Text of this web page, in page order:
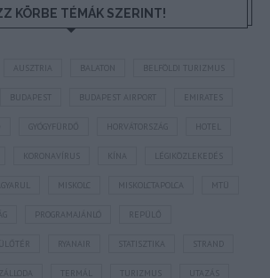
KÖRBE TÉMÁK SZERINT!
AUSZTRIA BALATON BELFÖLDI TURIZMUS
BUDAPEST BUDAPEST AIRPORT EMIRATES
HORVÁTORSZÁG HOTEL
LÉGIKÖZLEKEDÉS
MISKOLCTAPOLCA MTÜ
STATISZTIKA STRAND
SZÁLLODA TERMÁL TURIZMUS UTAZÁS